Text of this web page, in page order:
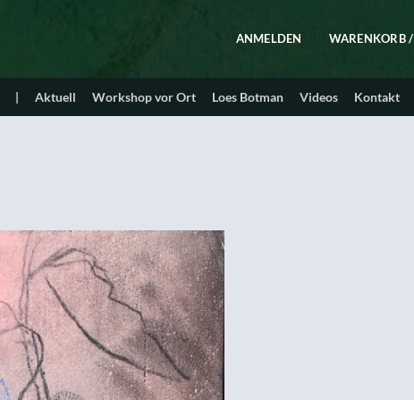
ANMELDEN WARENKORB /
| Aktuell Workshop vor Ort Loes Botman Videos Kontakt